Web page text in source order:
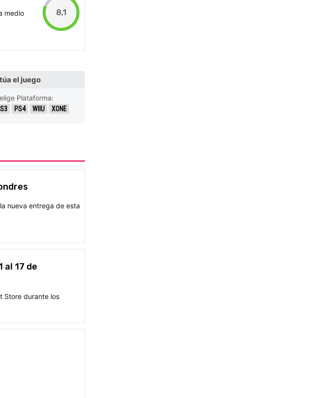
medio
8,1
el juego
Plataforma:
PS4 WIIU XONE
nueva entrega de esta
al 17 de
Store durante los